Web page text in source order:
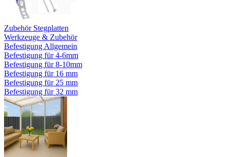
Zubehör Stegplatten
Werkzeuge & Zubehör
Befestigung Allgemein
Befestigung für 4-6mm
Befestigung für 8-10mm
Befestigung für 16 mm
Befestigung für 25 mm
Befestigung für 32 mm